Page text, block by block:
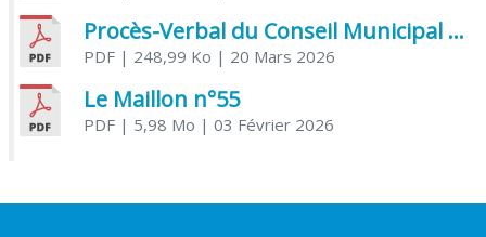
Procès-Verbal du Conseil Municipal du 20 mars 2026
PDF| 248,99 Ko | 20 Mars 2026
Le Maillon n°55
PDF| 5,98 Mo | 03 Février 2026